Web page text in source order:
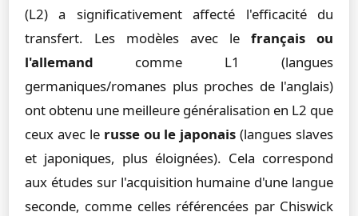
(L2) a significativement affecté l'efficacité du
transfert. Les modèles avec le français ou
l'allemand comme L1 (langues
germaniques/romanes plus proches de l'anglais)
ont obtenu une meilleure généralisation en L2 que
ceux avec le russe ou le japonais (langues slaves
et japoniques, plus éloignées). Cela correspond
aux études sur l'acquisition humaine d'une langue
seconde, comme celles référencées par Chiswick